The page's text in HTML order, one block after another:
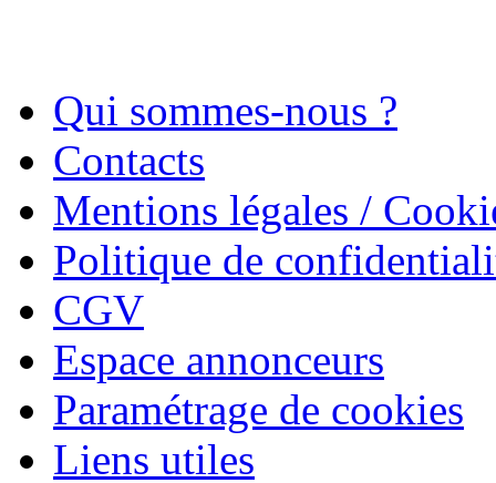
Qui sommes-nous ?
Contacts
Mentions légales /
Politique de
CGV
Espace annonceurs
Paramétrage de cookies
Liens utiles